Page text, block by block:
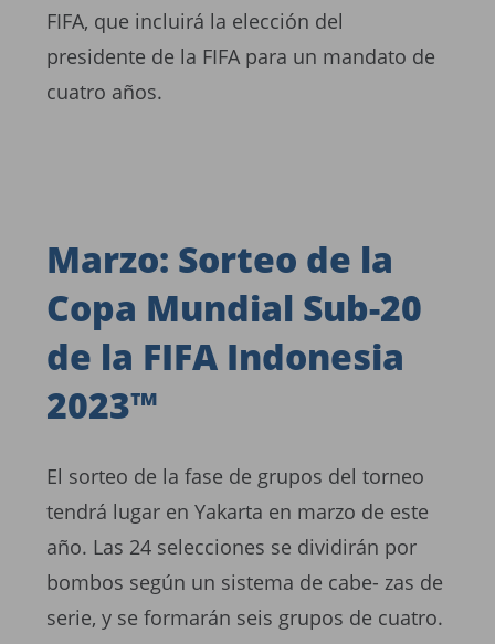
FIFA, que incluirá la elección del
presidente de la FIFA para un mandato de
cuatro años.
Marzo: Sorteo de la
Copa Mundial Sub-20
de la FIFA Indonesia
2023™
El sorteo de la fase de grupos del torneo
tendrá lugar en Yakarta en marzo de este
año. Las 24 selecciones se dividirán por
bombos según un sistema de cabe- zas de
serie, y se formarán seis grupos de cuatro.